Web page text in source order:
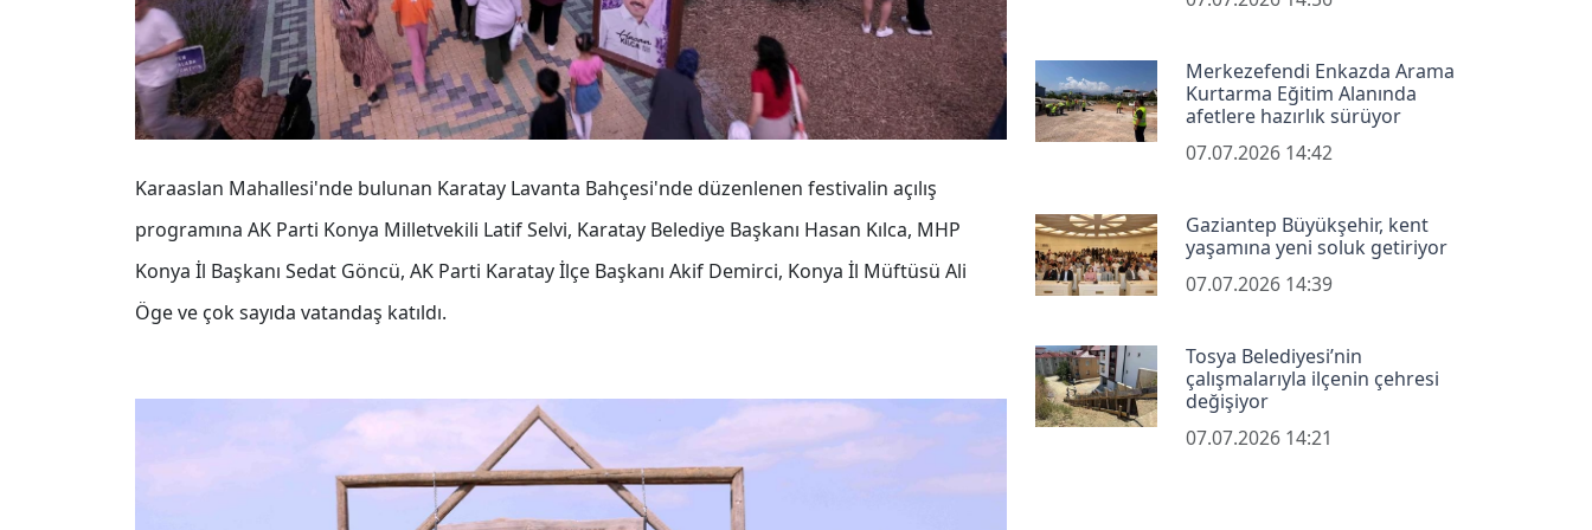
Karaaslan Mahallesi'nde bulunan Karatay Lavanta Bahçesi'nde düzenlenen festivalin açılış
programına AK Parti Konya Milletvekili Latif Selvi, Karatay Belediye Başkanı Hasan Kılca, MHP
Konya İl Başkanı Sedat Göncü, AK Parti Karatay İlçe Başkanı Akif Demirci, Konya İl Müftüsü Ali
Öge ve çok sayıda vatandaş katıldı.
Merkezefendi Enkazda Arama
Kurtarma Eğitim Alanında
afetlere hazırlık sürüyor
07.07.2026 14:42
Gaziantep Büyükşehir, kent
yaşamına yeni soluk getiriyor
07.07.2026 14:39
Tosya Belediyesi’nin
çalışmalarıyla ilçenin çehresi
değişiyor
07.07.2026 14:21